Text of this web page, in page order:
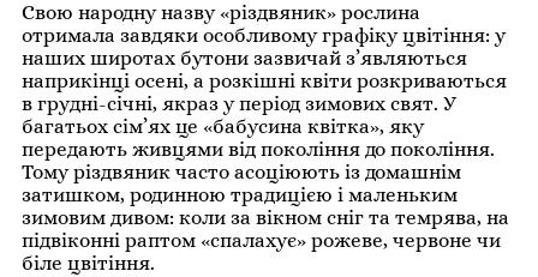
Свою народну назву «різдвяник» рослина
отримала завдяки особливому графіку цвітіння: у
наших широтах бутони зазвичай з’являються
наприкінці осені, а розкішні квіти розкриваються
в грудні-січні, якраз у період зимових свят. У
багатьох сім’ях це «бабусина квітка», яку
передають живцями від покоління до покоління.
Тому різдвяник часто асоціюють із домашнім
затишком, родинною традицією і маленьким
зимовим дивом: коли за вікном сніг та темрява, на
підвіконні раптом «спалахує» рожеве, червоне чи
біле цвітіння.